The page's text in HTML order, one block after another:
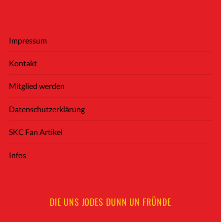
Impressum
Kontakt
Mitglied werden
Datenschutzerklärung
SKC Fan Artikel
Infos
DIE UNS JODES DUNN UN FRÜNDE